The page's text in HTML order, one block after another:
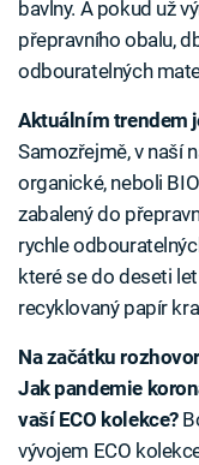
bavlny. A pokud už
přepravního obalu,
odbouratelných
Aktuálním trendem
Samozřejmě, v naší
organické, neboli
zabalený do
rychle
které se do deseti
recyklovaný papír
Na začátku
Jak pandemie
vaší ECO kolekce?
vývojem ECO